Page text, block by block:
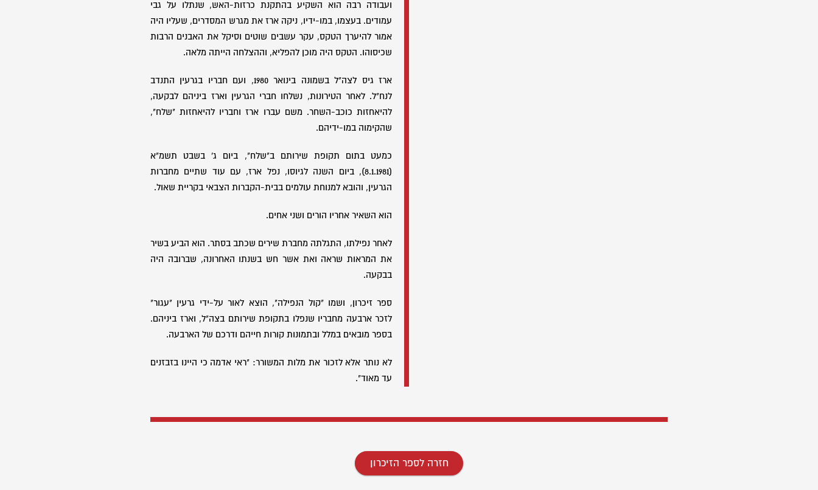
ועבודה רבה הוא השקיע בהתקנת כרזות-האש, שנתלו על גבי
עמודים. בעצמו, במו-ידיו, ניקה ארז את מגרש המסדרים, שעליו היה
אמור להיערך הטקס, עקר עשבים שוטים וסיקל את האבנים הרבות
שכיסוהו. הטקס היה מוכן להפליא, וההצלחה הייתה מלאה.
ארז גיס לצה"ל בשמונה בינואר 1980, ועם חבריו בגרעין התנדב
לנח"ל. לאחר הטירונות, נשלחו חברי הגרעין וארז ביניהם לבקעה,
להיאחזות כוכב-השחר. משם עברו ארז וחבריו להיאחזות "שלח",
שהקימוה במו-ידיהם.
כמעט בתום תקופת שירותם ב"שלח", ביום ג' בשבט תשמ"א
(8.1.1981), ביום השנה לגיוסו, נפל ארז, עם עוד שתיים מחברות
הגרעין, והובא למנוחת עולמים בבית-הקברות הצבאי בקריית שאול.
הוא השאיר אחריו הורים ושני אחים.
לאחר נפילתו, התגלתה מחברת שירים שכתב בסתר. הוא הביע בשיר
את המראות שראה ואת אשר חש בשנתו האחרונה, שברובה היה
בבקעה.
ספר זיכרון, ושמו "קול הנפילה", הוצא לאור על-ידי גרעין "עגור"
לזכר ארבעה מחבריו שנפלו בתקופת שירותם בצה"ל, וארז ביניהם.
בספר מובאים במלל ובתמונות קורות חייהם ודרכם של הארבעה.
לא נותר אלא לזכור את מלות המשורר: "ראי אדמה כי היינו בזבזנים
עד מאוד".
חזרה לספר הזיכרון